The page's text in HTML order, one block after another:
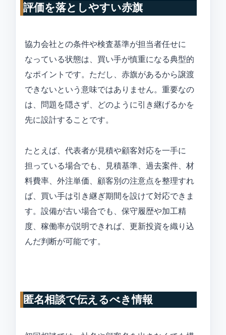
評価を落としやすい赤旗
協力会社との条件や検査基準が担当者任せに
なっている状態は、買い手が慎重になる典型的
なポイントです。ただし、赤旗があるから譲渡
できないという意味ではありません。重要なの
は、問題を隠さず、どのように引き継げるかを
先に設計することです。
たとえば、代表者が見積や顧客対応を一手に
担っている場合でも、見積基準、過去案件、材
料費率、外注単価、顧客別の注意点を整理すれ
ば、買い手は引き継ぎ期間を設けて対応できま
す。設備が古い場合でも、保守履歴や加工精
度、稼働率が説明できれば、更新投資を織り込
んだ判断が可能です。
匿名相談で伝えるべき情報